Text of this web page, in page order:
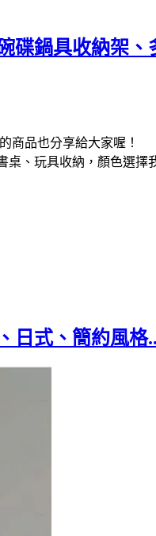
碟鍋具收納架
商品也分享給大家喔！
、玩具收納，顏色選擇
日式、簡約風